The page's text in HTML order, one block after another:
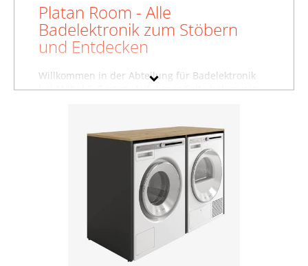
Platan Room - Alle
Badelektronik zum Stöbern
und Entdecken
Willkommen in der Abteilung für Badelektronik
bei Möbel & Garten. Auf dieser Seite haben wir
was Sie suchen, dann schauen Sie sich auch
unsere anderenWohnaccessoires von Platan
an oder stöbern Sie in dem gesamten
Möbelsortiment sämtlicher Badelektronik. Oder
suchen Sie gezielt nach Möbeln von Platan Room?
Dann besuchen Sie unsere Abteilung mit
Möbeln der Marke Platan Room
Hilfe der Filter oben auf der Seite können Sie
auch gezielt Badelektronik von anderen Marken
ansehen und in bestimmten Preiskategorien
sowie nach reduzierten Angeboten suchen.